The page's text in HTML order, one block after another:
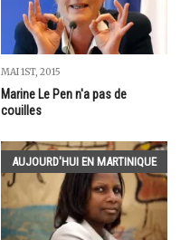
MAI 1ST, 2015
Marine Le Pen n'a pas de
couilles
AUJOURD'HUI EN MARTINIQUE